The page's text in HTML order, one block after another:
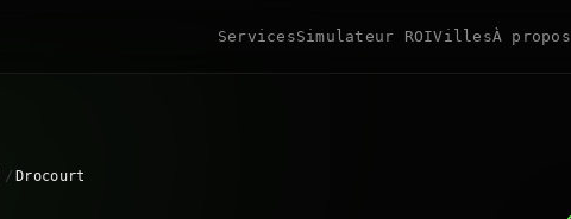
ServicesSimulateur ROIVillesÀ propos
/ Drocourt